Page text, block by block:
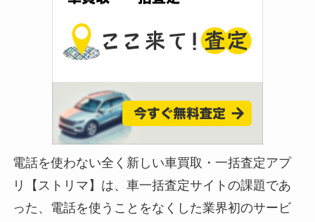
電話を使わない全く新しい車買取・一括査定アプ
リ【ストリマ】は、車一括査定サイトの課題であ
った、電話を使うことをなくした業界初のサービ